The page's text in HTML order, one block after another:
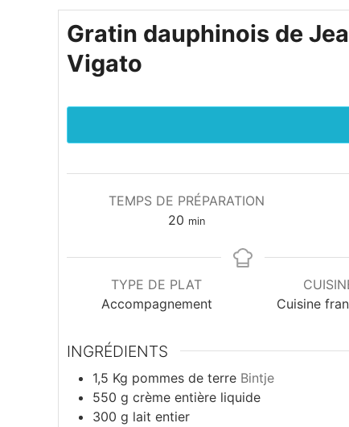
a
u
h
e
Gratin dauphinois de
Vigato
TEMPS DE PRÉPARATION
20 min
TYPE DE PLAT
Accompagnement
Cuisine
INGRÉDIENTS
1,5 Kg pommes de terre Bintje
550 g crème entière liquide
300 g lait entier